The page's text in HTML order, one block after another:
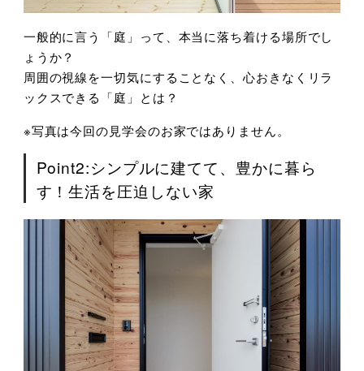
一般的に言う「庭」って、本当に落ち着ける場所でし
ょうか？
周囲の視線を一切気にすることなく、心おきなくリラ
ックスできる「庭」とは？
※写真は今回の見学会のお家ではありません。
Point2:シンプルに建てて、豊かに暮ら
す！生活を圧迫しない家